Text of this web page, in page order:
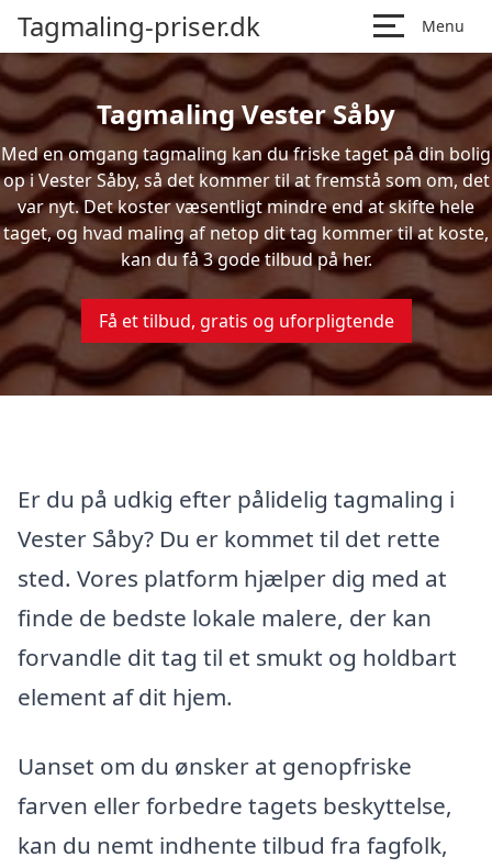
Tagmaling-priser.dk Menu
Tagmaling Vester Såby
Med en omgang tagmaling kan du friske taget på din bolig
op i Vester Såby, så det kommer til at fremstå som om, det
var nyt. Det koster væsentligt mindre end at skifte hele
taget, og hvad maling af netop dit tag kommer til at koste,
kan du få 3 gode tilbud på her.
Få et tilbud, gratis og uforpligtende
Er du på udkig efter pålidelig tagmaling i
Vester Såby? Du er kommet til det rette
sted. Vores platform hjælper dig med at
finde de bedste lokale malere, der kan
forvandle dit tag til et smukt og holdbart
element af dit hjem.
Uanset om du ønsker at genopfriske
farven eller forbedre tagets beskyttelse,
kan du nemt indhente tilbud fra fagfolk,